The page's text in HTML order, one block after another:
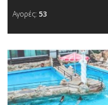
Αγορές: 53